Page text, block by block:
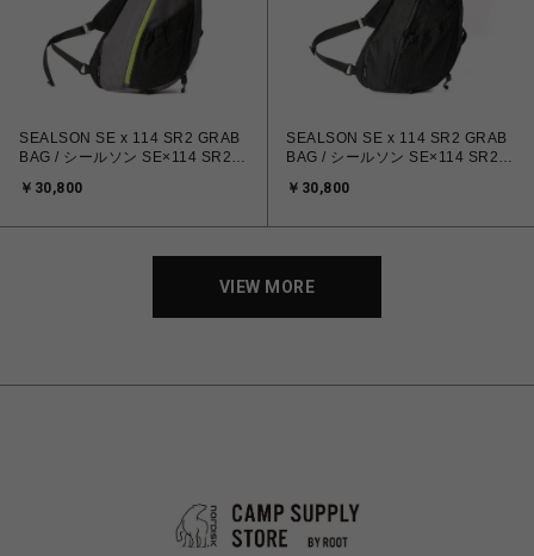
SEALSON SE x 114 SR2 GRAB
BAG / シールソン SE×114 SR2
￥30,800
SEALSON SE x 114 SR2 GRAB
BAG / シールソン SE×114 SR2
￥30,800
VIEW MORE